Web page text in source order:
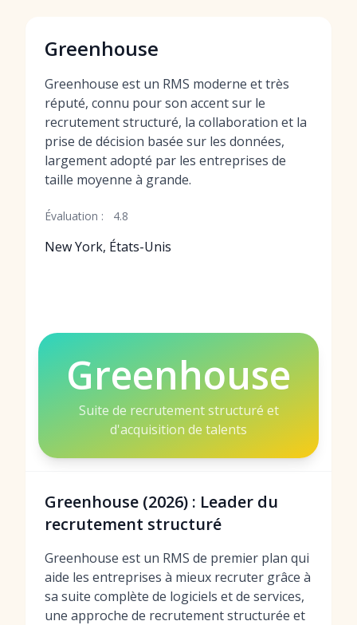
Greenhouse
Greenhouse est un RMS moderne et très
réputé, connu pour son accent sur le
recrutement structuré, la collaboration et la
prise de décision basée sur les données,
largement adopté par les entreprises de
taille moyenne à grande.
Évaluation : 4.8
New York, États-Unis
Greenhouse
Suite de recrutement structuré et
d'acquisition de talents
Greenhouse (2026) : Leader du
recrutement structuré
Greenhouse est un RMS de premier plan qui
aide les entreprises à mieux recruter grâce à
sa suite complète de logiciels et de services,
une approche de recrutement structurée et